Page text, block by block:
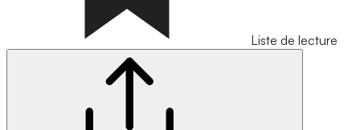
Liste de lecture